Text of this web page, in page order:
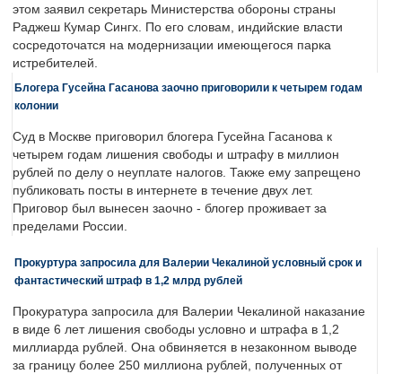
этом заявил секретарь Министерства обороны страны
Раджеш Кумар Сингх. По его словам, индийские власти
сосредоточатся на модернизации имеющегося парка
истребителей.
Блогера Гусейна Гасанова заочно приговорили к четырем годам
колонии
Суд в Москве приговорил блогера Гусейна Гасанова к
четырем годам лишения свободы и штрафу в миллион
рублей по делу о неуплате налогов. Также ему запрещено
публиковать посты в интернете в течение двух лет.
Приговор был вынесен заочно - блогер проживает за
пределами России.
Прокуртура запросила для Валерии Чекалиной условный срок и
фантастический штраф в 1,2 млрд рублей
Прокуратура запросила для Валерии Чекалиной наказание
в виде 6 лет лишения свободы условно и штрафа в 1,2
миллиарда рублей. Она обвиняется в незаконном выводе
за границу более 250 миллиона рублей, полученных от